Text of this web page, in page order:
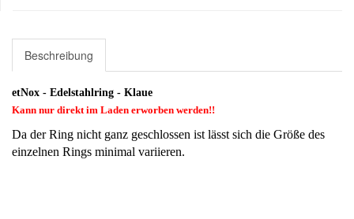
Beschreibung
etNox - Edelstahlring - Klaue
Kann nur direkt im Laden erworben werden!!
Da der Ring nicht ganz geschlossen ist lässt sich die Größe des
einzelnen Rings minimal variieren.